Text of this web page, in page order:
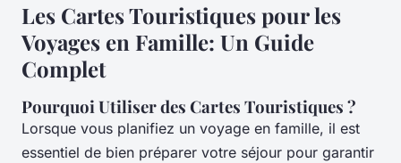
Les Cartes Touristiques pour les
Voyages en Famille: Un Guide
Complet
Pourquoi Utiliser des Cartes Touristiques ?
Lorsque vous planifiez un voyage en famille, il est
essentiel de bien préparer votre séjour pour garantir